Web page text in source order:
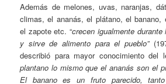
Además de melones, uvas, naranjas,
climas, el ananás, el plátano, el banano,
el zapote etc. “crecen igualmente
y sirve de alimento para el pueblo”
describió para mayor conocimiento del
plantano lo mismo que el ananás son el
El banano es un fruto parecido,